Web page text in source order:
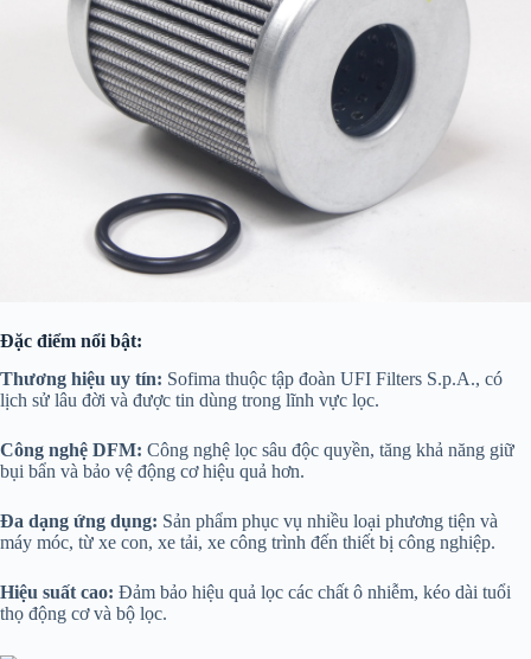
Đặc điểm nổi bật:
Thương hiệu uy tín: Sofima thuộc tập đoàn UFI Filters S.p.A., có
lịch sử lâu đời và được tin dùng trong lĩnh vực lọc.
Công nghệ DFM: Công nghệ lọc sâu độc quyền, tăng khả năng giữ
bụi bẩn và bảo vệ động cơ hiệu quả hơn.
Đa dạng ứng dụng: Sản phẩm phục vụ nhiều loại phương tiện và
máy móc, từ xe con, xe tải, xe công trình đến thiết bị công nghiệp.
Hiệu suất cao: Đảm bảo hiệu quả lọc các chất ô nhiễm, kéo dài tuổi
thọ động cơ và bộ lọc.